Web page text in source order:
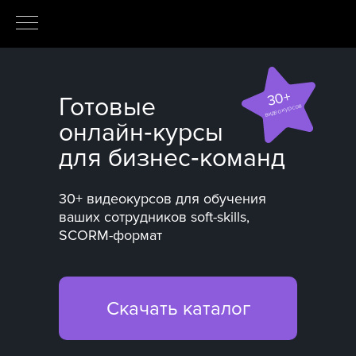
Готовые
онлайн‑курсы
для бизнес‑команд
30+ видеокурсов для обучения
ваших сотрудников soft-skills,
SCORM-формат
Скачать каталог
30+
видеокурсов